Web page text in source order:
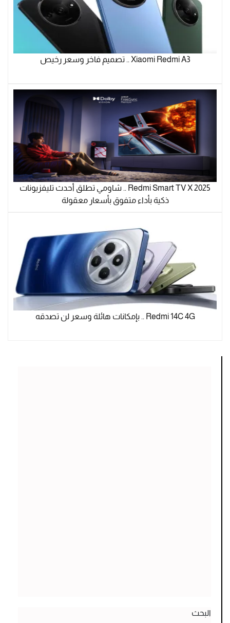
Xiaomi Redmi A3 .. تصميم فاخر وسعر رخيص
Redmi Smart TV X 2025 .. شاومي تطلق أحدث تليفزيونات
ذكية بأداء متفوق بأسعار معقولة
Redmi 14C 4G .. بإمكانات هائلة وسعر لن تصدقه
البحث